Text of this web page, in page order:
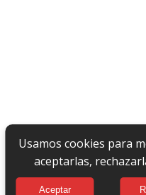
Usamos cookies para
aceptarlas,
Aceptar